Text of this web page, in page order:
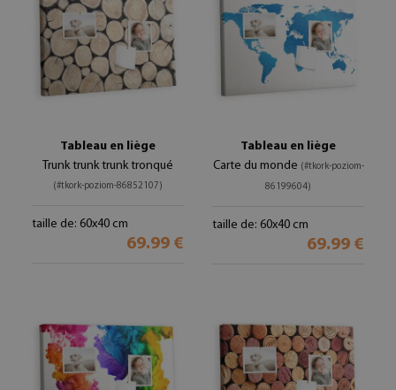
Tableau en liège
Trunk trunk trunk tronqué
(#tkork-poziom-86852107)
taille de: 60x40 cm
69.99 €
Tableau en liège
Carte du monde (#tkork-poziom-
86199604)
taille de: 60x40 cm
69.99 €